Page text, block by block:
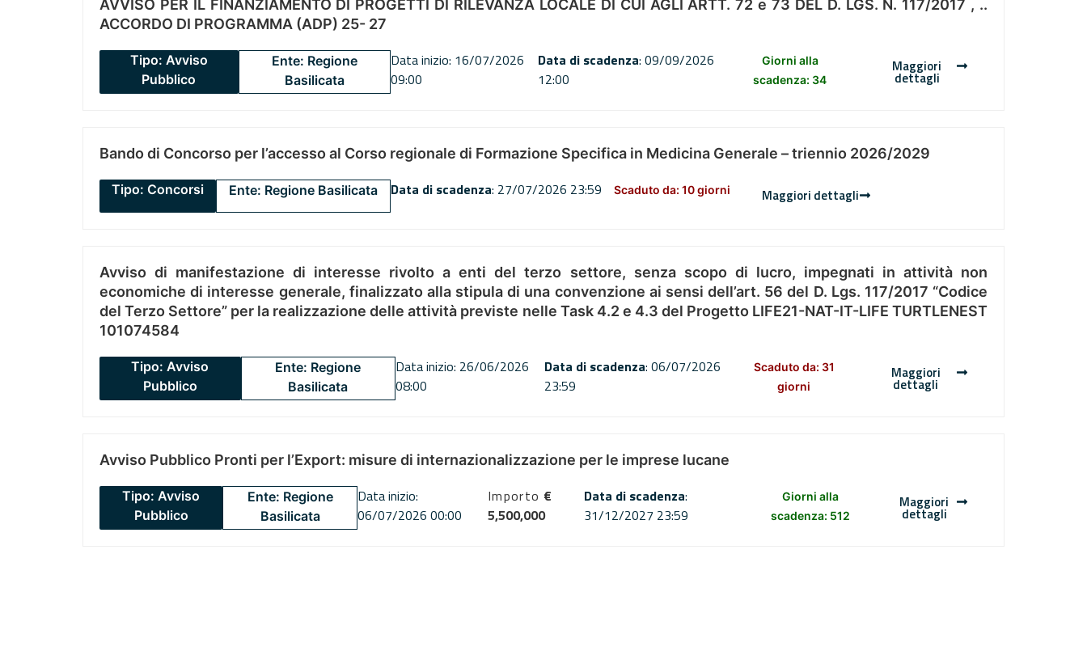
AVVISO PER IL FINANZIAMENTO DI PROGETTI DI RILEVANZA LOCALE DI CUI AGLI ARTT. 72 e 73 DEL D. LGS. N. 117/2017 , ..
ACCORDO DI PROGRAMMA (ADP) 25- 27
Tipo: Avviso
Pubblico
Ente: Regione
Basilicata
Data inizio: 16/07/2026
09:00
Data di scadenza: 09/09/2026
12:00
Giorni alla
scadenza: 34
Maggiori
dettagli
Bando di Concorso per l’accesso al Corso regionale di Formazione Specifica in Medicina Generale – triennio 2026/2029
Tipo: Concorsi Ente: Regione Basilicata Data di scadenza: 27/07/2026 23:59 Scaduto da: 10 giorni Maggiori dettagli
Avviso di manifestazione di interesse rivolto a enti del terzo settore, senza scopo di lucro, impegnati in attività non
economiche di interesse generale, finalizzato alla stipula di una convenzione ai sensi dell’art. 56 del D. Lgs. 117/2017 “Codice
del Terzo Settore” per la realizzazione delle attività previste nelle Task 4.2 e 4.3 del Progetto LIFE21-NAT-IT-LIFE TURTLENEST
101074584
Tipo: Avviso
Pubblico
Ente: Regione
Basilicata
Data inizio: 26/06/2026
08:00
Data di scadenza: 06/07/2026
23:59
Scaduto da: 31
giorni
Maggiori
dettagli
Avviso Pubblico Pronti per l’Export: misure di internazionalizzazione per le imprese lucane
Tipo: Avviso
Pubblico
Ente: Regione
Basilicata
Data inizio:
06/07/2026 00:00
Importo €
5,500,000
Data di scadenza:
31/12/2027 23:59
Giorni alla
scadenza: 512
Maggiori
dettagli